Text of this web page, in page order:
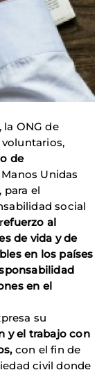
la ONG de
de
Manos Unidas
para el
social
efuerzo al
de vida y de
en los países
en el
su
y el trabajo con
con el fin de
civil donde